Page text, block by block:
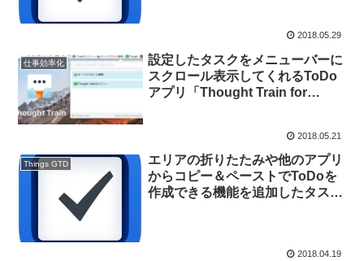
2018.05.29
仕事効率化
設定したタスクをメニューバーに
スクロール表示してくれるToDo
アプリ「Thought Train for
2018.05.21
Things GTD
エリアの折りたたみや他のアプリ
からコピー＆ペーストでToDoを
作成できる機能を追加したタスク
2018.04.19